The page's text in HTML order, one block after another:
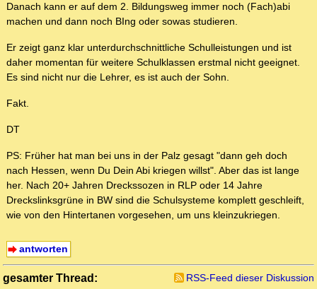
Danach kann er auf dem 2. Bildungsweg immer noch (Fach)abi
machen und dann noch BIng oder sowas studieren.
Er zeigt ganz klar unterdurchschnittliche Schulleistungen und ist
daher momentan für weitere Schulklassen erstmal nicht geeignet.
Es sind nicht nur die Lehrer, es ist auch der Sohn.
Fakt.
DT
PS: Früher hat man bei uns in der Palz gesagt "dann geh doch
nach Hessen, wenn Du Dein Abi kriegen willst". Aber das ist lange
her. Nach 20+ Jahren Dreckssozen in RLP oder 14 Jahre
Dreckslinksgrüne in BW sind die Schulsysteme komplett geschleift,
wie von den Hintertanen vorgesehen, um uns kleinzukriegen.
antworten
gesamter Thread:
RSS-Feed dieser Diskussion